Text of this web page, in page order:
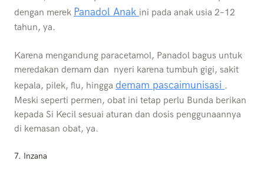
dengan merek Panadol Anak ini pada anak usia 2–12
tahun, ya.
Karena mengandung paracetamol, Panadol bagus untuk
meredakan demam dan nyeri karena tumbuh gigi, sakit
kepala, pilek, flu, hingga demam pascaimunisasi .
Meski seperti permen, obat ini tetap perlu Bunda berikan
kepada Si Kecil sesuai aturan dan dosis penggunaannya
di kemasan obat, ya.
7. Inzana